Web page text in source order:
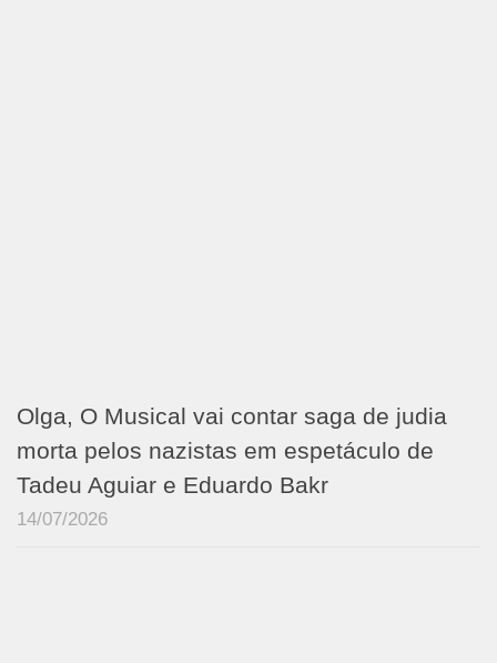
Olga, O Musical vai contar saga de judia
morta pelos nazistas em espetáculo de
Tadeu Aguiar e Eduardo Bakr
14/07/2026